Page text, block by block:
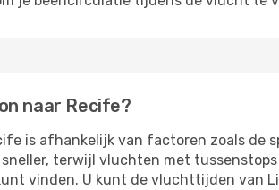
naar Recife?
is afhankelijk van factoren zoals de
terwijl vluchten met
vinden. U kunt de vluchttijden van